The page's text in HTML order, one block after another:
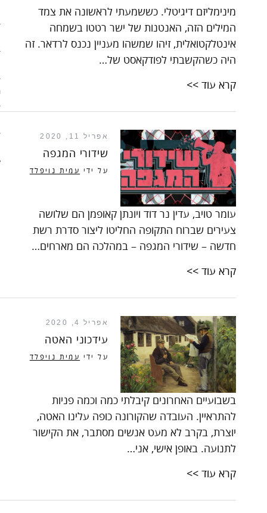
פוסטים מומלצים
אודות האתר
ספרים מומלצים – רשימה
מינימליזם דיגיטלי. כששמעתי לראשונה את צמד
המילים הזה, האנטנות של ישר רטטו בשמחה
אינטלקטואלית, זיהו שמשהו מעניין נכנס לרדאר. זה
היה כשהקשבתי לפודקאסט של…
קרא עוד >>
אפריל 11, 2020
שידורי המגפה
על ידי עמית נויפלד
עומר טויב, עדין נר דוד ויונתן קאופמן הם שלושה
צעירים שברוח התקופה החליטו ליצור סדרת רשת
חדשה – שידורי המגפה – במהלכה הם מארחים…
קרא עוד >>
אפריל 4, 2020
עידכוני האטה
על ידי עמית נויפלד
בשבועיים האחרונים קיבלתי כמה וכמה פניות
להתראיין. העובדה שהקורונה כופה עלינו האטה,
יוצרת, בקרב לא מעט אנשים מסתבר, את הקישור
לתנועה. באופן אישי, אני…
קרא עוד >>